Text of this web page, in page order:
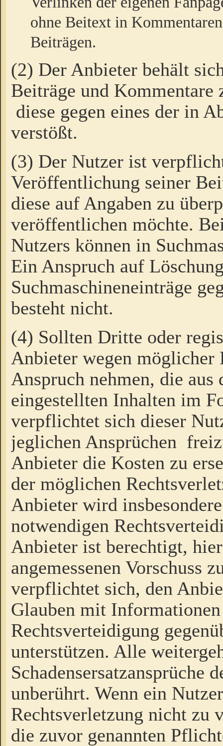
ohne Beitext in
Beiträgen.
(2) Der Anbieter behält
Beiträge und Kommentare
diese gegen eines der in
verstößt.
(3) Der Nutzer ist
Veröffentlichung seiner
diese auf Angaben zu
veröffentlichen möchte.
Nutzers können in
Ein Anspruch auf
Suchmaschineneinträge
besteht nicht.
(4) Sollten Dritte oder
Anbieter wegen möglicher
Anspruch nehmen, die
eingestellten Inhalten im
verpflichtet sich dieser
jeglichen Ansprüchen
Anbieter die Kosten zu
der möglichen
Anbieter wird
notwendigen
Anbieter ist berechtigt,
angemessenen Vorschuss
verpflichtet sich, den
Glauben mit
Rechtsverteidigung
unterstützen. Alle
Schadensersatzansprüche
unberührt. Wenn ein
Rechtsverletzung nicht zu
die zuvor genannten